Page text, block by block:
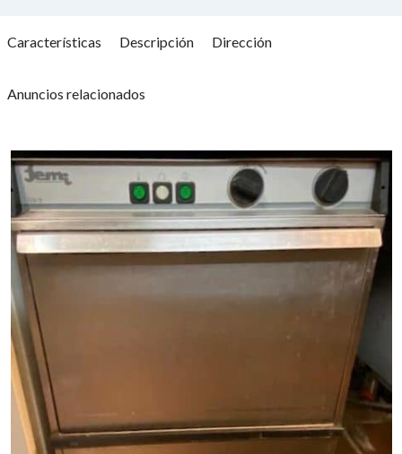
Características Descripción Dirección
Anuncios relacionados